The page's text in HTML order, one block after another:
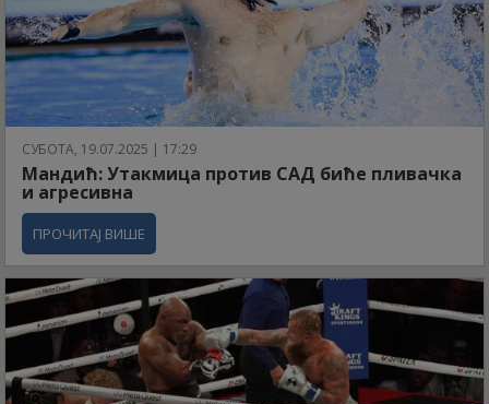
СУБОТА, 19.07.2025 | 17:29
Мандић: Утакмица против САД биће пливачка
и агресивна
ПРОЧИТАЈ ВИШЕ